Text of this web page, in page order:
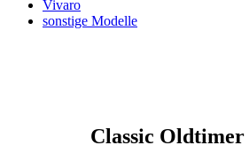
Vivaro
sonstige Modelle
Classic